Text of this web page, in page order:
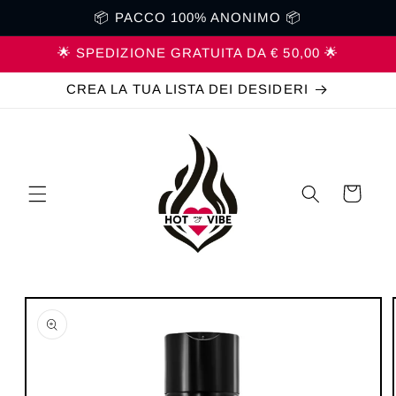
direttamente
ai contenuti
📦 PACCO 100% ANONIMO 📦
🌟 SPEDIZIONE GRATUITA DA € 50,00 🌟
CREA LA TUA LISTA DEI DESIDERI
Carrello
Passa alle
informazioni
sul prodotto